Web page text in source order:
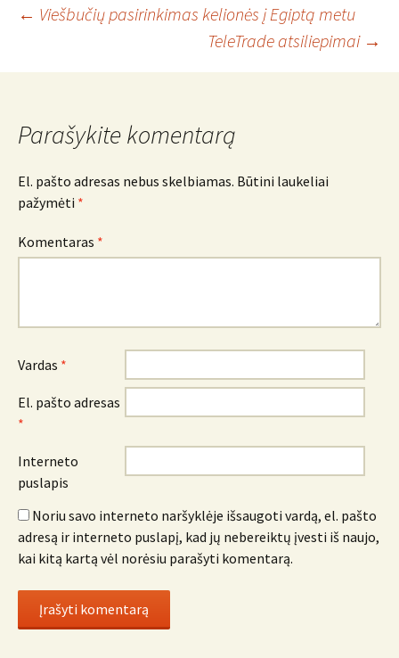
Įrašo
navigacija
← Viešbučių pasirinkimas kelionės į Egiptą metu
TeleTrade atsiliepimai →
Parašykite komentarą
El. pašto adresas nebus skelbiamas. Būtini laukeliai
pažymėti *
Komentaras *
Vardas *
El. pašto adresas
*
Interneto
puslapis
Noriu savo interneto naršyklėje išsaugoti vardą, el. pašto
adresą ir interneto puslapį, kad jų nebereiktų įvesti iš naujo,
kai kitą kartą vėl norėsiu parašyti komentarą.